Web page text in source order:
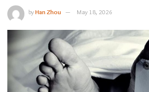
byHan Zhou May 18, 2026